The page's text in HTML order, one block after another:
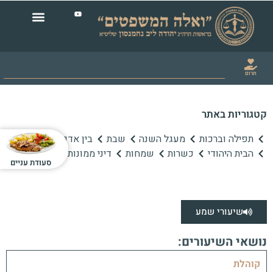
תרום
קטגוריות באתר
תפילה וברכות מעגל השנה שבת
בין אדם לחברו
הבית היהודי
כשרות שמחות דיני ממונות
שיעורי שמע
נושאי השיעורים:
קוהלת
סעודת עניים